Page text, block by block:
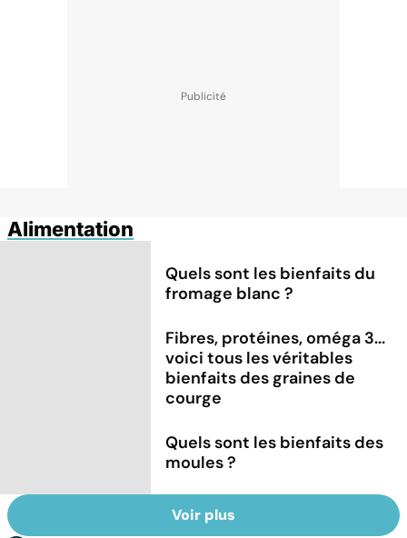
Alimentation
Quels sont les bienfaits du
fromage blanc ?
Fibres, protéines, oméga 3...
voici tous les véritables
bienfaits des graines de
courge
Quels sont les bienfaits des
moules ?
Voir plus